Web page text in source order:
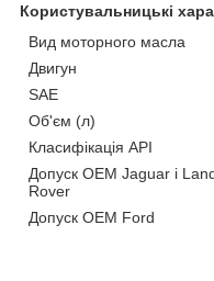
Користувальницькі
Вид моторного масла
Двигун
SAE
Об'єм (л)
Класифікація API
Допуск OEM Jaguar і
Rover
Допуск OEM Ford